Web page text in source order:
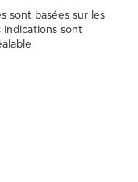
sont basées sur les
indications sont